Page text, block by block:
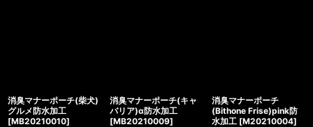
消臭マナーポーチ(柴犬)
グルメ防水加工
[MB20210010]
消臭マナーポーチ(キャ
バリア)α防水加工
[MB20210009]
消臭マナーポーチ
(Bithone Frise)pink防
水加工 [M20210004]